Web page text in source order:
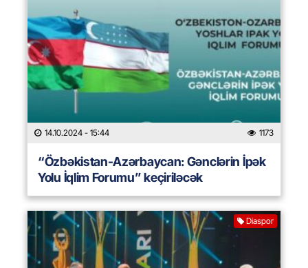
14.10.2024 - 15:44 1173
“Özbəkistan-Azərbaycan: Gənclərin İpək
Yolu İqlim Forumu” keçiriləcək
Diaspor